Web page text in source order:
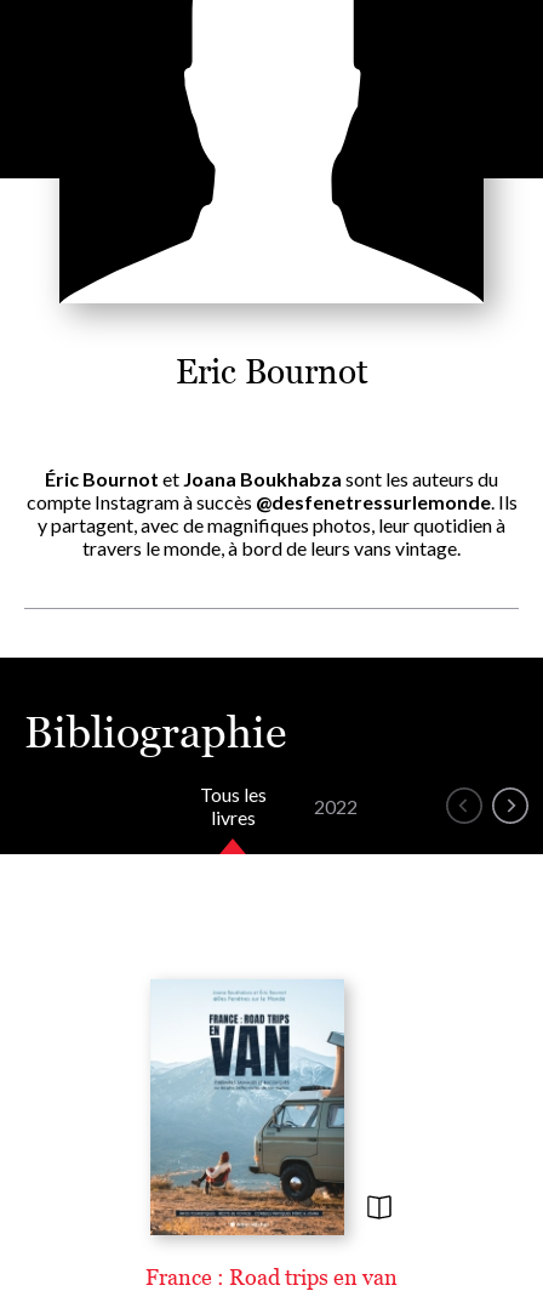
Eric Bournot
Éric Bournot et Joana Boukhabza sont les auteurs du
compte Instagram à succès @desfenetressurlemonde. Ils
y partagent, avec de magnifiques photos, leur quotidien à
travers le monde, à bord de leurs vans vintage.
Bibliographie
Tous les
livres
2022
France : Road trips en van